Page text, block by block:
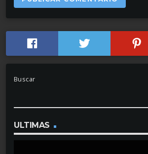
Buscar
ULTIMAS